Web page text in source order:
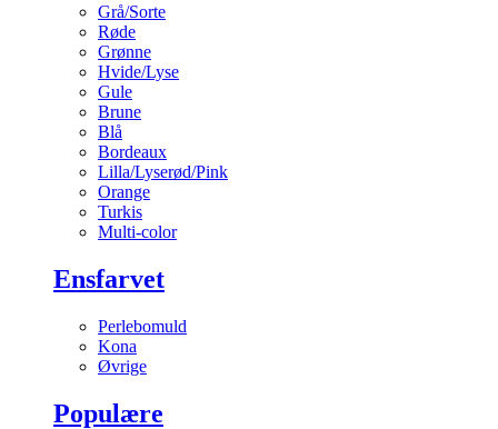
Grå/Sorte
Røde
Grønne
Hvide/Lyse
Gule
Brune
Blå
Bordeaux
Lilla/Lyserød/Pink
Orange
Turkis
Multi-color
Ensfarvet
Perlebomuld
Kona
Øvrige
Populære